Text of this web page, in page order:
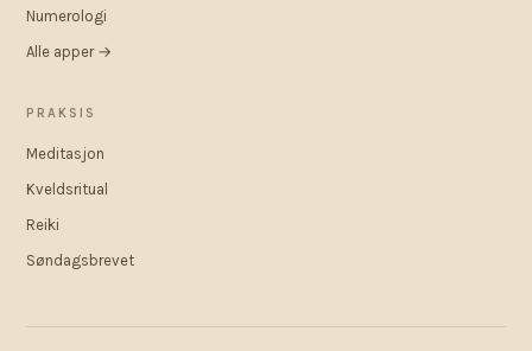
Numerologi
Alle apper →
PRAKSIS
Meditasjon
Kveldsritual
Reiki
Søndagsbrevet